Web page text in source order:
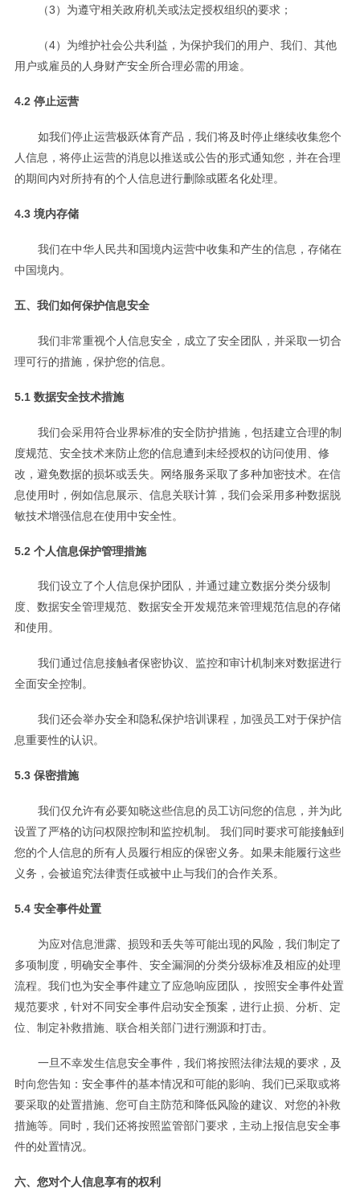
（3）为遵守相关政府机关或法定授权组织的要求；
（4）为维护社会公共利益，为保护我们的用户、我们、其他
用户或雇员的人身财产安全所合理必需的用途。
4.2 停止运营
如我们停止运营极跃体育产品，我们将及时停止继续收集您个
人信息，将停止运营的消息以推送或公告的形式通知您，并在合理
的期间内对所持有的个人信息进行删除或匿名化处理。
4.3 境内存储
我们在中华人民共和国境内运营中收集和产生的信息，存储在
中国境内。
五、我们如何保护信息安全
我们非常重视个人信息安全，成立了安全团队，并采取一切合
理可行的措施，保护您的信息。
5.1 数据安全技术措施
我们会采用符合业界标准的安全防护措施，包括建立合理的制
度规范、安全技术来防止您的信息遭到未经授权的访问使用、修
改，避免数据的损坏或丢失。网络服务采取了多种加密技术。在信
息使用时，例如信息展示、信息关联计算，我们会采用多种数据脱
敏技术增强信息在使用中安全性。
5.2 个人信息保护管理措施
我们设立了个人信息保护团队，并通过建立数据分类分级制
度、数据安全管理规范、数据安全开发规范来管理规范信息的存储
和使用。
我们通过信息接触者保密协议、监控和审计机制来对数据进行
全面安全控制。
我们还会举办安全和隐私保护培训课程，加强员工对于保护信
息重要性的认识。
5.3 保密措施
我们仅允许有必要知晓这些信息的员工访问您的信息，并为此
设置了严格的访问权限控制和监控机制。 我们同时要求可能接触到
您的个人信息的所有人员履行相应的保密义务。如果未能履行这些
义务，会被追究法律责任或被中止与我们的合作关系。
5.4 安全事件处置
为应对信息泄露、损毁和丢失等可能出现的风险，我们制定了
多项制度，明确安全事件、安全漏洞的分类分级标准及相应的处理
流程。我们也为安全事件建立了应急响应团队， 按照安全事件处置
规范要求，针对不同安全事件启动安全预案，进行止损、分析、定
位、制定补救措施、联合相关部门进行溯源和打击。
一旦不幸发生信息安全事件，我们将按照法律法规的要求，及
时向您告知：安全事件的基本情况和可能的影响、我们已采取或将
要采取的处置措施、您可自主防范和降低风险的建议、对您的补救
措施等。同时，我们还将按照监管部门要求，主动上报信息安全事
件的处置情况。
六、您对个人信息享有的权利